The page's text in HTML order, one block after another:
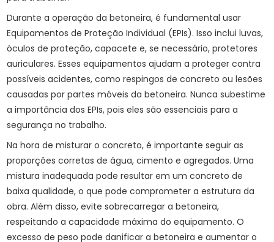
Durante a operação da betoneira, é fundamental usar
Equipamentos de Proteção Individual (EPIs). Isso inclui luvas,
óculos de proteção, capacete e, se necessário, protetores
auriculares. Esses equipamentos ajudam a proteger contra
possíveis acidentes, como respingos de concreto ou lesões
causadas por partes móveis da betoneira. Nunca subestime
a importância dos EPIs, pois eles são essenciais para a
segurança no trabalho.
Na hora de misturar o concreto, é importante seguir as
proporções corretas de água, cimento e agregados. Uma
mistura inadequada pode resultar em um concreto de
baixa qualidade, o que pode comprometer a estrutura da
obra. Além disso, evite sobrecarregar a betoneira,
respeitando a capacidade máxima do equipamento. O
excesso de peso pode danificar a betoneira e aumentar o